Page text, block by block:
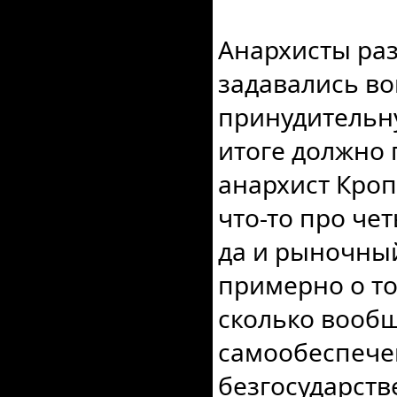
Анархисты
задавались
итоге должно
анархист
что-то про
да и
примерно о
сколько